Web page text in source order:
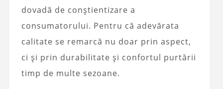
dovadă de conștientizare a
consumatorului. Pentru că adevărata
calitate se remarcă nu doar prin aspect,
ci și prin durabilitate și confortul purtării
timp de multe sezoane.